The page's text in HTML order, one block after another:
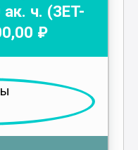
ак. ч. (ЗЕТ-
,00 ₽